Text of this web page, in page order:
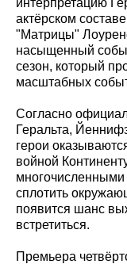
актёрском
"Матрицы"
насыщенный
сезон, который
масштабных
Согласно
Геральта,
герои
войной
сплотить
появится шанс
встретиться.
Премьера